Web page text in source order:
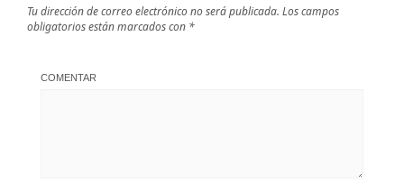
Tu dirección de correo electrónico no será publicada. Los campos
obligatorios están marcados con *
COMENTAR